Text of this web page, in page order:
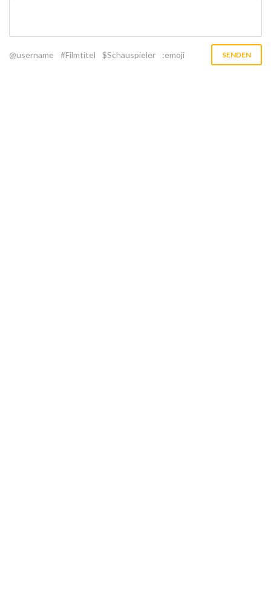
@username #Filmtitel $Schauspieler :emoji